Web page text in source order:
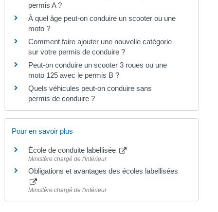
permis A ?
À quel âge peut-on conduire un scooter ou une
moto ?
Comment faire ajouter une nouvelle catégorie
sur votre permis de conduire ?
Peut-on conduire un scooter 3 roues ou une
moto 125 avec le permis B ?
Quels véhicules peut-on conduire sans
permis de conduire ?
Pour en savoir plus
École de conduite labellisée
Ministère chargé de l'intérieur
Obligations et avantages des écoles labellisées
Ministère chargé de l'intérieur